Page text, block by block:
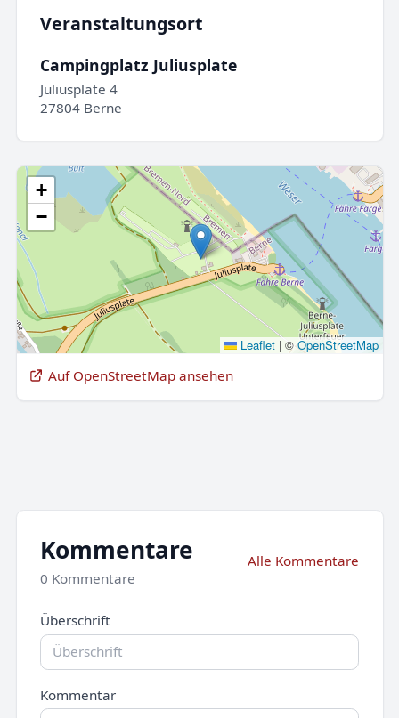
Veranstaltungsort
Campingplatz Juliusplate
Juliusplate 4
27804 Berne
+
−
Leaflet |©OpenStreetMap
Auf OpenStreetMap ansehen
Kommentare
0 Kommentare
Alle Kommentare
Überschrift
Kommentar